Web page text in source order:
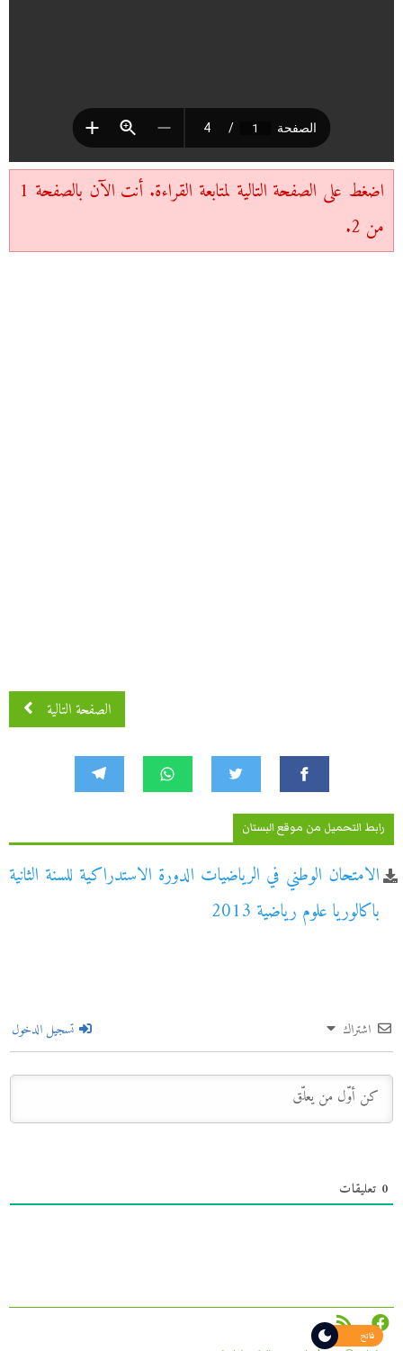
اضغط على الصفحة التالية لمتابعة القراءة. أنت الآن بالصفحة 1
من 2.
الصفحة التالية
رابط التحميل من موقع البستان
الامتحان الوطني في الرياضيات الدورة الاستدراكية للسنة الثانية
باكالوريا علوم رياضية 2013
اشتراك تسجيل الدخول
0 تعليقات
فاتح